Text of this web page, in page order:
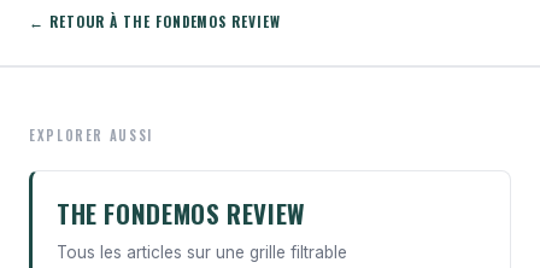
← RETOUR À THE FONDEMOS REVIEW
EXPLORER AUSSI
THE FONDEMOS REVIEW
Tous les articles sur une grille filtrable